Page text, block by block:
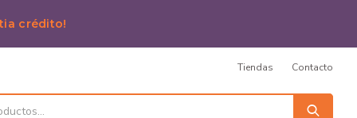
crédito!
Tiendas Contacto